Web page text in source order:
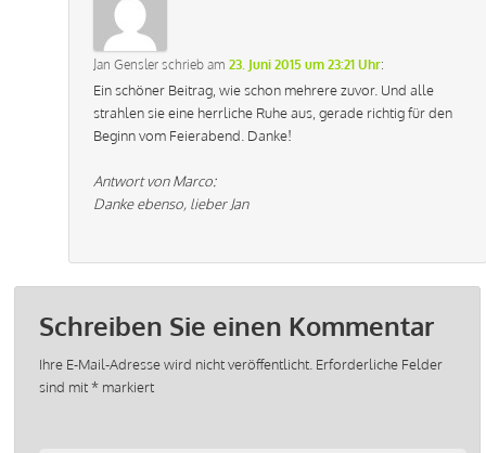
Jan Gensler schriebam 23. Juni 2015 um 23:21 Uhr:
Ein schöner Beitrag, wie schon mehrere zuvor. Und alle
strahlen sie eine herrliche Ruhe aus, gerade richtig für den
Beginn vom Feierabend. Danke!
Antwort von Marco:
Danke ebenso, lieber Jan
Schreiben Sie einen Kommentar
Ihre E-Mail-Adresse wird nicht veröffentlicht. Erforderliche Felder
sind mit*markiert